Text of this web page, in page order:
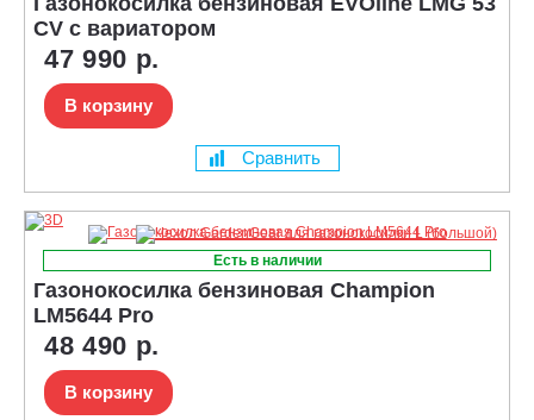
CV с вариатором
47 990 р.
В корзину
Сравнить
Есть в наличии
Газонокосилка бензиновая Champion
LM5644 Pro
48 490 р.
В корзину